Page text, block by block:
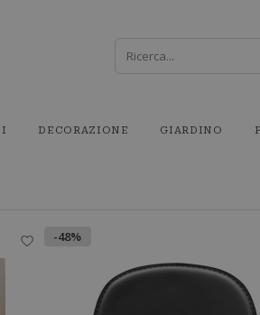
DECORAZIONE GIARDINO
-48%